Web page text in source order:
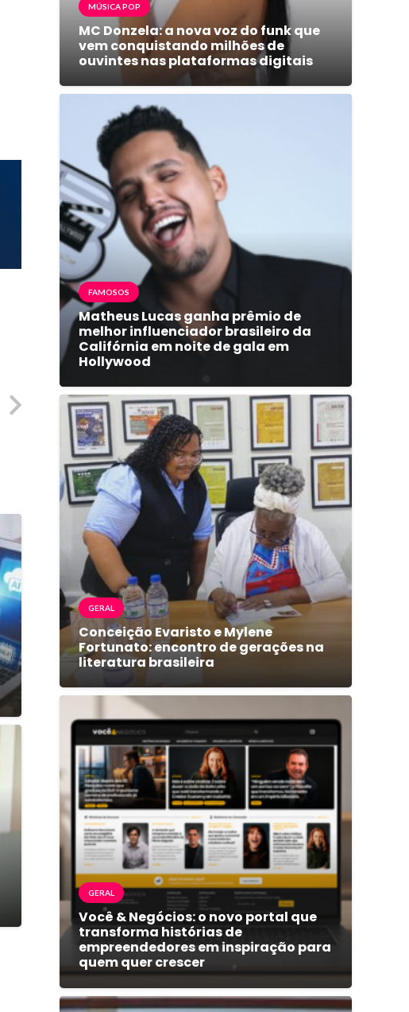
MÚSICA POP
MC Donzela: a nova voz do funk que
vem conquistando milhões de
ouvintes nas plataformas digitais
FAMOSOS
Matheus Lucas ganha prêmio de
melhor influenciador brasileiro da
Califórnia em noite de gala em
Hollywood
GERAL
Conceição Evaristo e Mylene
Fortunato: encontro de gerações na
literatura brasileira
GERAL
Você & Negócios: o novo portal que
transforma histórias de
empreendedores em inspiração para
quem quer crescer